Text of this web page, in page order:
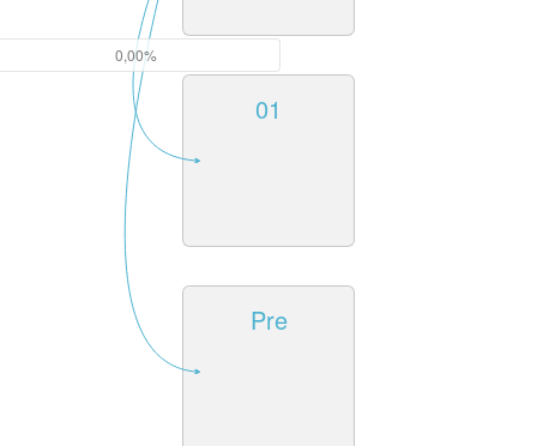
01
Pre
0,00%